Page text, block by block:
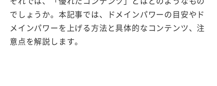
でしょうか。本記事では、ドメインパワーの目安やド
メインパワーを上げる方法と具体的なコンテンツ、注
意点を解説します。